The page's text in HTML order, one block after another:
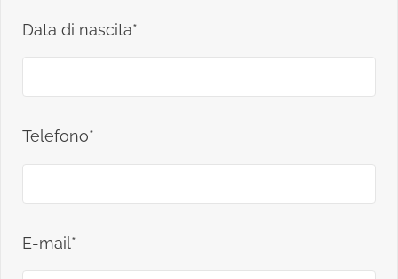
Data di nascita*
Telefono*
E-mail*